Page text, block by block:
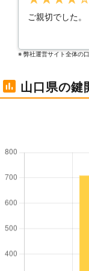
ご親切でした。
※ 弊社運営サイト全体の
山口県の鍵